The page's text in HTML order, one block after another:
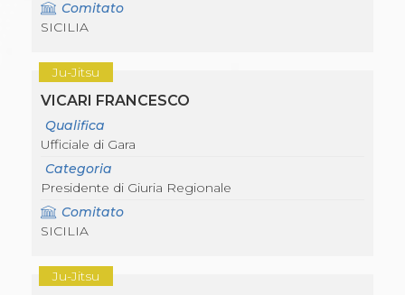
Comitato
SICILIA
Ju-Jitsu
VICARI FRANCESCO
Qualifica
Ufficiale di Gara
Categoria
Presidente di Giuria Regionale
Comitato
SICILIA
Ju-Jitsu